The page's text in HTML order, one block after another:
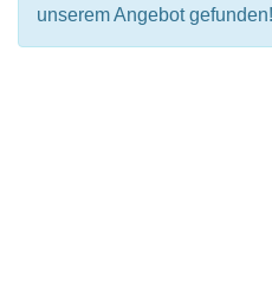
unserem Angebot gefunden!